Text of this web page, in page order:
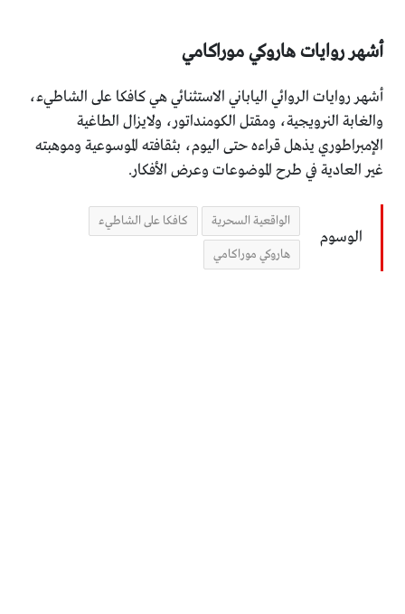
أشهر روايات هاروكي موراكامي
أشهر روايات الروائي الياباني الاستثنائي هي كافكا على الشاطيء،
والغابة النرويجية، ومقتل الكومنداتور، ولايزال الطاغية
الإمبراطوري يذهل قراءه حتى اليوم، بثقافته الموسوعية وموهبته
غير العادية في طرح الموضوعات وعرض الأفكار.
الوسوم
الواقعية السحرية كافكا على الشاطيء
هاروكي موراكامي